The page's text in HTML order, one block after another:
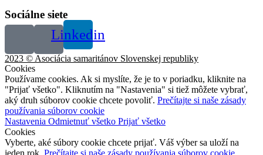
Sociálne siete
Linkedin
2023 © Asociácia samaritánov Slovenskej republiky
Cookies
Používame cookies. Ak si myslíte, že je to v poriadku, kliknite na
"Prijať všetko". Kliknutím na "Nastavenia" si tiež môžete vybrať,
aký druh súborov cookie chcete povoliť. Prečítajte si naše zásady
používania súborov cookie
Nastavenia Odmietnuť všetko Prijať všetko
Cookies
Vyberte, aké súbory cookie chcete prijať. Váš výber sa uloží na